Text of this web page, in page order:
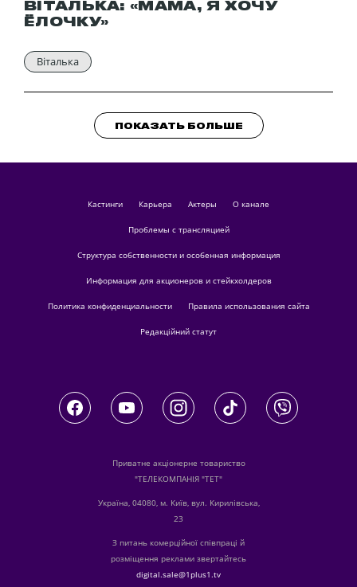
ВІТАЛЬКА: «МАМА, Я ХОЧУ
ЁЛОЧКУ»
Віталька
ПОКАЗАТЬ БОЛЬШЕ
кастинги Карьера актеры О канале
Проблемы с трансляцией
Структура собственности и особенная информация
Информация для акционеров и стейкхолдеров
Политика конфиденциальности Правила использования сайта
Редакційний статут
Приватне акціонерне товариство
"ТЕЛЕКОМПАНІЯ "ТЕТ"
Україна, 04080, м. Київ, вул. Кирилівська,
23
З питань комерційної співпраці й
розміщення реклами звертайтесь
digital.sale@1plus1.tv